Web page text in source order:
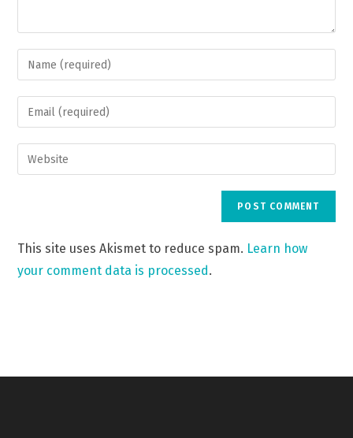
This site uses Akismet to reduce spam. Learn how
your comment data is processed .